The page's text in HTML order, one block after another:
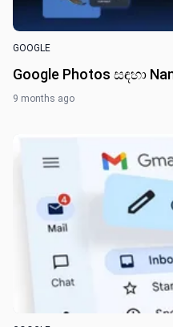
GOOGLE
Google Photos සඳහා
9 months ago